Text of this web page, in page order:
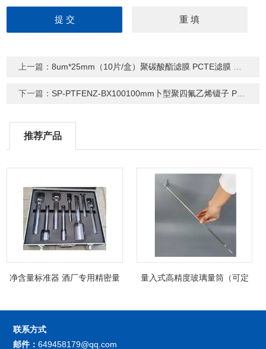
上一篇：8um*25mm（10片/盒）聚碳酸酯滤膜 PCTE滤膜 径迹蚀刻膜
下一篇： SP-PTFENZ-BX100100mm卜型聚四氟乙烯镊子 PTFE特氟龙镊子
推荐产品
净含量标准器 酒厂专用精密量
量入式高精度玻璃量筒（可定
联系方式
邮件：649458179@qq.com